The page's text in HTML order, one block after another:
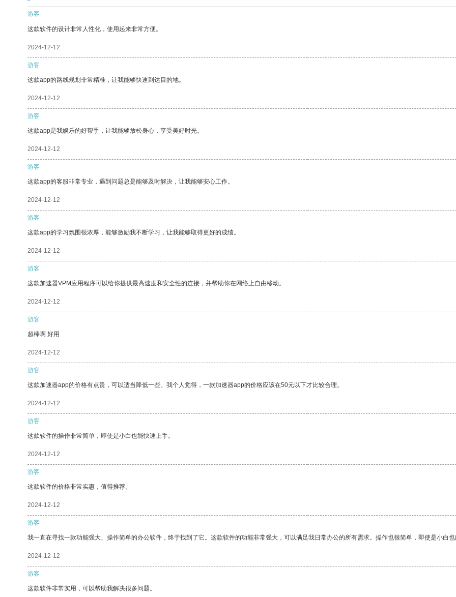
游客
这款软件的设计非常人性化，使用起来非常方便。
2024-12-12
游客
这款app的路线规划非常精准，让我能够快速到达目的地。
2024-12-12
游客
这款app是我娱乐的好帮手，让我能够放松身心，享受美好时光。
2024-12-12
游客
这款app的客服非常专业，遇到问题总是能够及时解决，让我能够安心工作。
2024-12-12
游客
这款app的学习氛围很浓厚，能够激励我不断学习，让我能够取得更好的成绩。
2024-12-12
游客
这款加速器VPM应用程序可以给你提供最高速度和安全性的连接，并帮助你在网络上自由移动。
2024-12-12
游客
超棒啊 好用
2024-12-12
游客
这款加速器app的价格有点贵，可以适当降低一些。我个人觉得，一款加速器app的价格应该在50元以下才比较合理。
2024-12-12
游客
这款软件的操作非常简单，即使是小白也能快速上手。
2024-12-12
游客
这款软件的价格非常实惠，值得推荐。
2024-12-12
游客
我一直在寻找一款功能强大、操作简单的办公软件，终于找到了它。这款软件的功能非常强大，可以满足我日常办公的所有需求。操作也很简单，即使是小白也
2024-12-12
游客
这款软件非常实用，可以帮助我解决很多问题。